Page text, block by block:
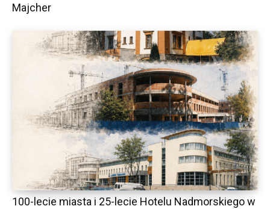
Majcher
100-lecie miasta i 25-lecie Hotelu Nadmorskiego w